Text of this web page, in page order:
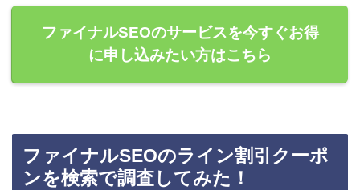
ファイナルSEOのサービスを今すぐお得
に申し込みたい方はこちら
ファイナルSEOのライン割引クーポ
ンを検索で調査してみた！